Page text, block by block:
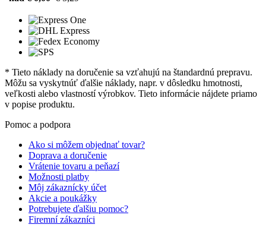
* Tieto náklady na doručenie sa vzťahujú na štandardnú prepravu.
Môžu sa vyskytnúť ďalšie náklady, napr. v dôsledku hmotnosti,
veľkosti alebo vlastností výrobkov. Tieto informácie nájdete priamo
v popise produktu.
Pomoc a podpora
Ako si môžem objednať tovar?
Doprava a doručenie
Vrátenie tovaru a peňazí
Možnosti platby
Môj zákaznícky účet
Akcie a poukážky
Potrebujete ďalšiu pomoc?
Firemní zákazníci